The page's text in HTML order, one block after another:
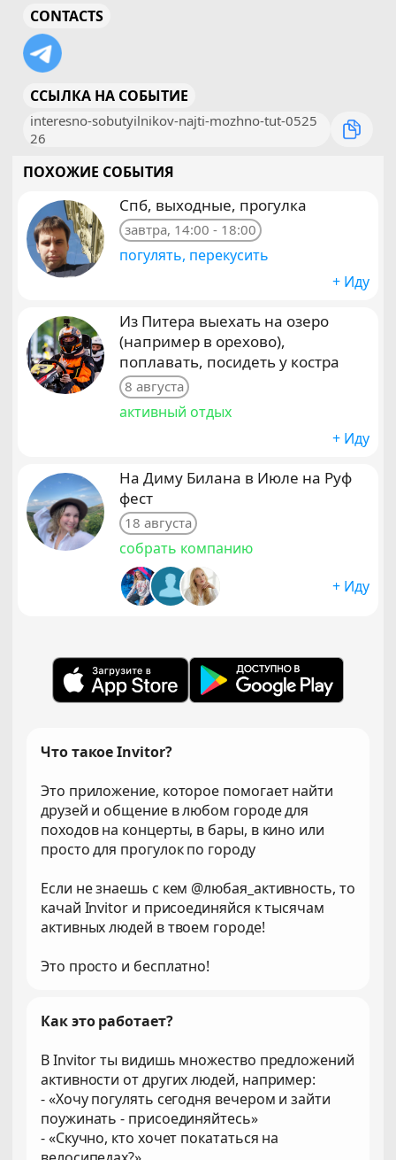
CONTACTS
ССЫЛКА НА СОБЫТИЕ
interesno-sobutyilnikov-najti-mozhno-tut-0525
26
ПОХОЖИЕ СОБЫТИЯ
Спб, выходные, прогулка
завтра, 14:00 - 18:00
погулять, перекусить
+ Иду
Из Питера выехать на озеро
(например в орехово),
поплавать, посидеть у костра
8 августа
активный отдых
+ Иду
На Диму Билана в Июле на Руф
фест
18 августа
собрать компанию
+ Иду
Что такое Invitor?
Это приложение, которое помогает найти
друзей и общение в любом городе для
походов на концерты, в бары, в кино или
просто для прогулок по городу
Если не знаешь с кем @любая_активность, то
качай Invitor и присоединяйся к тысячам
активных людей в твоем городе!
Это просто и бесплатно!
Как это работает?
В Invitor ты видишь множество предложений
активности от других людей, например:
- «Хочу погулять сегодня вечером и зайти
поужинать - присоединяйтесь»
- «Скучно, кто хочет покататься на